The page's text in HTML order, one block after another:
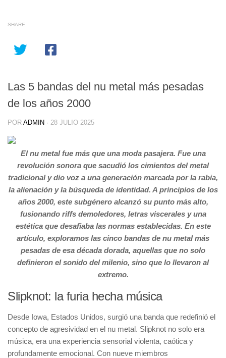
SHARE
Las 5 bandas del nu metal más pesadas
de los años 2000
POR ADMIN · 28 JULIO 2025
El nu metal fue más que una moda pasajera. Fue una
revolución sonora que sacudió los cimientos del metal
tradicional y dio voz a una generación marcada por la rabia,
la alienación y la búsqueda de identidad. A principios de los
años 2000, este subgénero alcanzó su punto más alto,
fusionando riffs demoledores, letras viscerales y una
estética que desafiaba las normas establecidas. En este
artículo, exploramos las cinco bandas de nu metal más
pesadas de esa década dorada, aquellas que no solo
definieron el sonido del milenio, sino que lo llevaron al
extremo.
Slipknot: la furia hecha música
Desde Iowa, Estados Unidos, surgió una banda que redefinió el
concepto de agresividad en el nu metal. Slipknot no solo era
música, era una experiencia sensorial violenta, caótica y
profundamente emocional. Con nueve miembros